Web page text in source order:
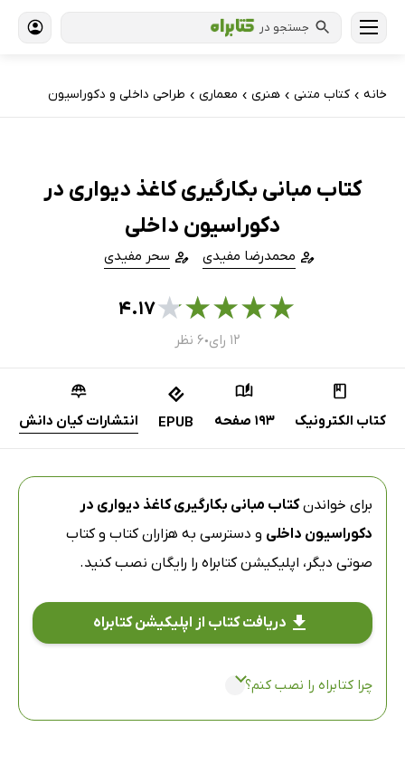
جستجو در
خانه › کتاب‌ متنی › هنری › معماری › طراحی داخلی و دکوراسیون
کتاب مبانی بکارگیری کاغذ دیواری در
دکوراسیون داخلی
محمدرضا مفیدی سحر مفیدی
★
★
★
★
★۴.۱۷
۱۲ رای ● ۶ نظر
کتاب الکترونیک 193 صفحه EPUB انتشارات کیان دانش
برای خواندنکتاب مبانی بکارگیری کاغذ دیواری در
دکوراسیون داخلی و دسترسی به هزاران کتاب و کتاب
صوتی دیگر، اپلیکیشن کتابراه را رایگان نصب کنید.
دریافت کتاب از اپلیکیشن کتابراه
چرا کتابراه را نصب کنم؟